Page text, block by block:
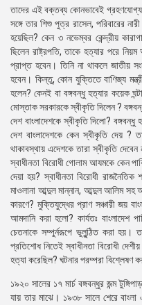
সহিংসতা
সংগঠন
নির্বাচনী
ইশতেহার
তাদের এই বক্তব্য কোনভাবেই গ্রহণযোগ্য
সঙ্গে তার শিশু পুত্র রাসেল, পরিবারের
হয়েছিল? কেন ৩ নভেম্বর কেন্দ্রীয়
ছিলেন রাষ্ট্রপতি, তাকে হত্যার পরে
প্রাপ্ত হবেন। তিনি না থাকলে জাতীয়
হবেন। কিন্তু, কোন যুক্তিতে বাণিজ্য
হলেন? কেনই বা বঙ্গবন্ধু হত্যার কয়েক
মোস্তাক সরকারকে স্বীকৃতি দিলেন ?
দেশ বাংলাদেশকে স্বীকৃতি দিলো?
দেশ বাংলাদেশকে কেন স্বীকৃতি দেয় ?
থাকাবস্থায় এদেশকে তারা স্বীকৃতি
স্বাধীনতা বিরোধী গোলাম আযমকে কেন
দেয়া হয়? স্বাধীনতা বিরোধী
মাওলানা আব্দুল মান্নান, আব্দুল আলিম সহ
কারণে? মুক্তিযুদ্ধের প্রাণ সঞ্চারী জয়
আমদানি করা হলো? কার্যতঃ বাংলাদেশ
চেতনাকে সম্পুর্নরূপে ভুলুন্ঠিত করা হয়।
প্রতিশোধ নিতেই স্বাধীনতা বিরোধী
হত্যা করেছিল? ঘটনার পরম্পরা বিশ্লেষণ
১৯২০ সালের ১৭ মার্চ বঙ্গবন্ধুর জন্ম
যায় তার মাঝে। ১৯৩৮ সালে শেরে